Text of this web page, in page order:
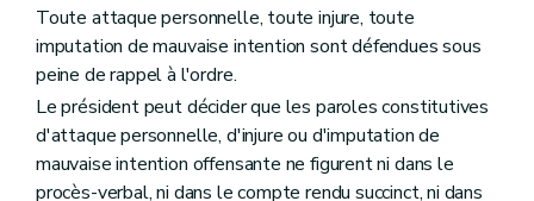
Toute attaque personnelle, toute injure, toute
imputation de mauvaise intention sont défendues sous
peine de rappel à l'ordre.
Le président peut décider que les paroles constitutives
d'attaque personnelle, d'injure ou d'imputation de
mauvaise intention offensante ne figurent ni dans le
procès-verbal, ni dans le compte rendu succinct, ni dans